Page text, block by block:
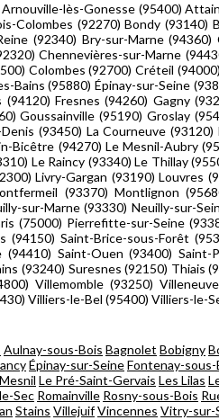
lès-Gonesse (95400)
Colombes (92270) Bondy (93140)
(92340) Bry-sur-Marne
Chennevières-sur-Marne
Colombes (92700) Créteil
Bains (95880) Épinay-sur-Seine
Fresnes (94260) Gagny
Goussainville (95190) Groslay
(93450) La Courneuve
Bicêtre (94270) Le Mesnil-Aubry
Le Raincy (93340) Le Thillay
Livry-Gargan (93190) Louvres
(93370) Montlignon
sur-Marne (93330) Neuilly-sur-
(75000) Pierrefitte-sur-Seine
(94150) Saint-Brice-sous-Forêt
Saint-Ouen (93400) Saint-
(93240) Suresnes (92150) Thiais
Villemomble (93250)
Villiers-le-Bel (95400) Villiers-le-
Aulnay-sous-Bois Bagnolet Bobigny
Épinay-sur-SeineFontenay-sous-
Le Pré-Saint-Gervais Les Lilas
Sec Romainville Rosny-sous-Bois
Stains VillejuifVincennes Vitry-sur-